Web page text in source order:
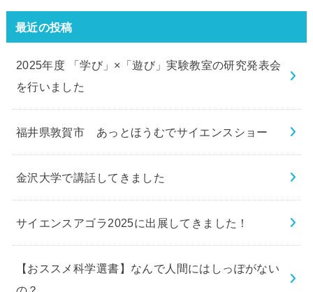
最近の投稿
2025年度 「学び」×「遊び」実験教室の研究発表会
を行いました
福井県敦賀市 あっとほうむでサイエンスショー
金沢大学で講話してきました
サイエンスアゴラ2025に出展してきました！
【おススメ科学選書】なんで人間にはしっぽがない